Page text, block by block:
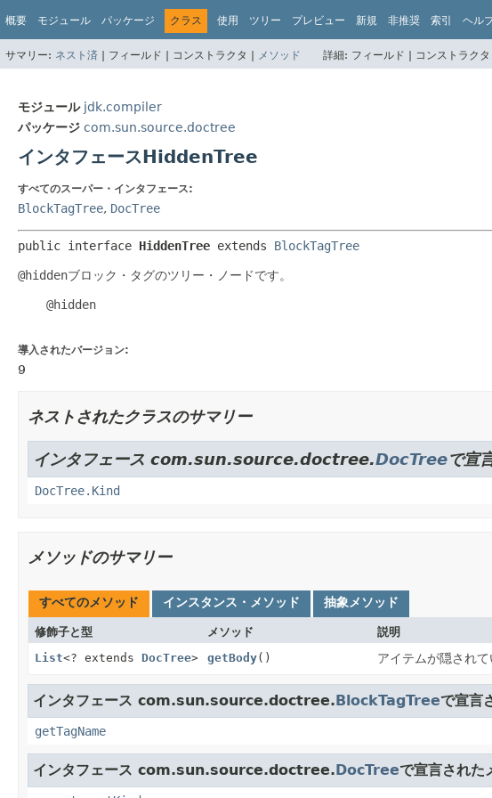
概要 モジュール パッケージ クラス 使用 ツリー プレビュー 新規 非推奨 索引 ヘル
サマリー: ネスト済 | フィールド | コンストラクタ | メソッド 詳細: フィールド | コンストラク
モジュール jdk.compiler
パッケージ com.sun.source.doctree
インタフェースHiddenTree
すべてのスーパー・インタフェース:
BlockTagTree, DocTree
public interface HiddenTree extends BlockTagTree
@hiddenブロック・タグのツリー・ノードです。
    @hidden
導入されたバージョン:
9
ネストされたクラスのサマリー
インタフェース com.sun.source.doctree.DocTreeで宣
DocTree.Kind
メソッドのサマリー
すべてのメソッド インスタンス・メソッド 抽象メソッド
修飾子と型 メソッド
説明
List<? extends DocTree> getBody() アイテムが隠され
インタフェース com.sun.source.doctree.BlockTagTreeで宣言
getTagName
インタフェース com.sun.source.doctree.DocTreeで宣言された